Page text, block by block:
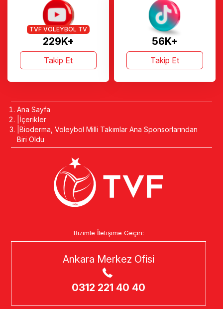
229K+
TVF VOLEYBOL TV
Takip Et
56K+
Takip Et
Ana Sayfa
İçerikler
Bioderma, Voleybol Milli Takımlar Ana Sponsorlarından
Biri Oldu
Bizimle İletişime Geçin:
Ankara Merkez Ofisi
0312 221 40 40